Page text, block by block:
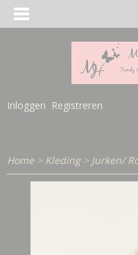
Inloggen Registreren
Home > Kleding> Jurken/